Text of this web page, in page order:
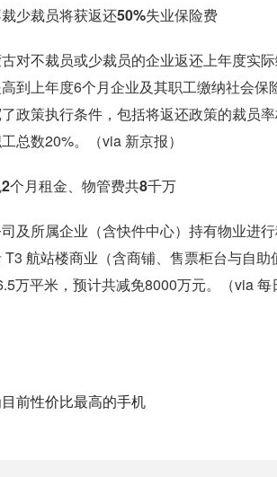
少裁员将获返还50%失业保险费
对不裁员或少裁员的企业返还上年度实
到上年度6个月企业及其职工缴纳社会
政策执行条件，包括将返还政策的裁员
总数20%。（via 新京报）
个月租金、物管费共8千万
及所属企业（含快件中心）持有物业进
T3 航站楼商业（含商铺、售票柜台与自
万平米，预计共减免8000万元。（via 每
前性价比最高的手机